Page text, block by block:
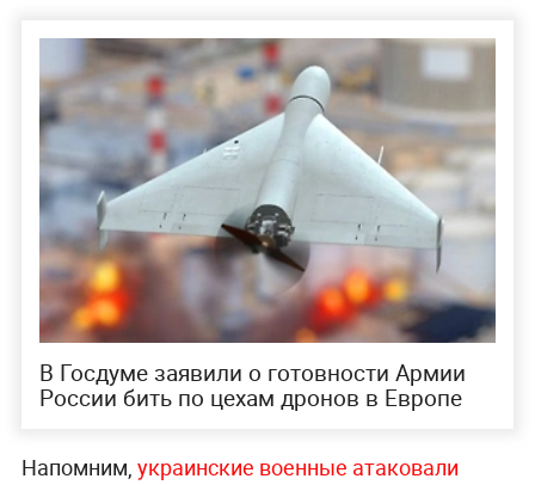
В Госдуме заявили о готовности Армии
России бить по цехам дронов в Европе
Напомним, украинские военные атаковали